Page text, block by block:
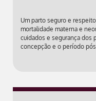
Um parto seguro e
mortalidade materna e
cuidados e segurança dos
concepção e o período